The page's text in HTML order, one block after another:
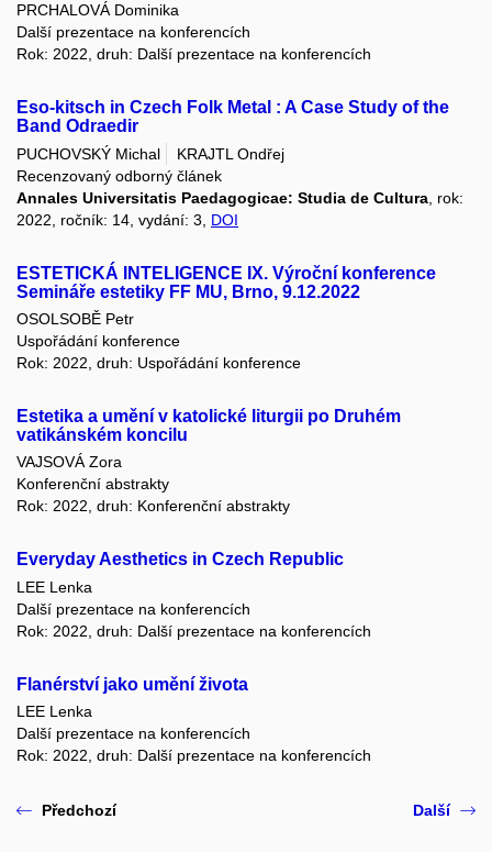
PRCHALOVÁ Dominika
Další prezentace na konferencích
Rok: 2022, druh: Další prezentace na konferencích
Eso-kitsch in Czech Folk Metal : A Case Study of the
Band Odraedir
PUCHOVSKÝ Michal
KRAJTL Ondřej
Recenzovaný odborný článek
Annales Universitatis Paedagogicae: Studia de Cultura , rok:
2022, ročník: 14, vydání: 3, DOI
ESTETICKÁ INTELIGENCE IX. Výroční konference
Semináře estetiky FF MU, Brno, 9.12.2022
OSOLSOBĚ Petr
Uspořádání konference
Rok: 2022, druh: Uspořádání konference
Estetika a umění v katolické liturgii po Druhém
vatikánském koncilu
VAJSOVÁ Zora
Konferenční abstrakty
Rok: 2022, druh: Konferenční abstrakty
Everyday Aesthetics in Czech Republic
LEE Lenka
Další prezentace na konferencích
Rok: 2022, druh: Další prezentace na konferencích
Flanérství jako umění života
LEE Lenka
Další prezentace na konferencích
Rok: 2022, druh: Další prezentace na konferencích
Předchozí Další